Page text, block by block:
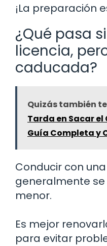
¡La preparación
¿Qué pasa
licencia,
caducada?
Quizás también
Tarda en Sacar
Guía Completa y
Conducir con
generalmente
menor.
Es mejor
para evitar